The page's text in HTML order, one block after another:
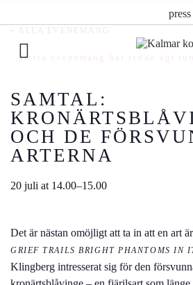
press
« ALLA EVENEMANG
Detta evenemang har redan ägt
SAMTAL:
OCH DE
ARTERNA
20 juli at 14.00–15.00
Det är nästan omöjligt att ta in att en art
GRIEF TRAILS BRIGHT PHANTOMS IN
Klingberg intresserat sig för den